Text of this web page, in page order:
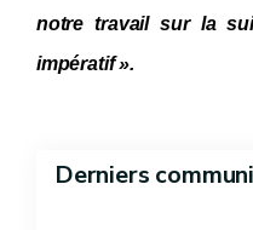
notre travail sur la
impératif ».
Derniers